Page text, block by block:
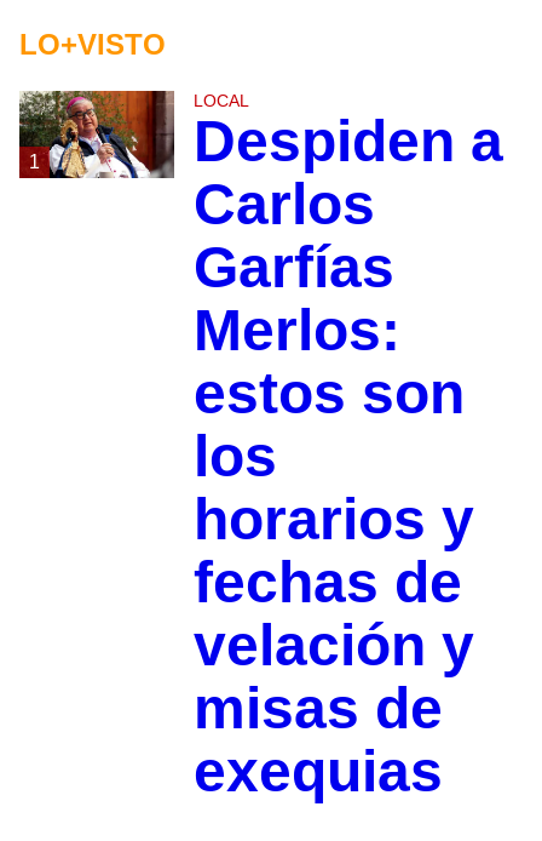
LO+VISTO
1
LOCAL
Despiden a
Carlos
Garfías
Merlos:
estos son
los
horarios y
fechas de
velación y
misas de
exequias